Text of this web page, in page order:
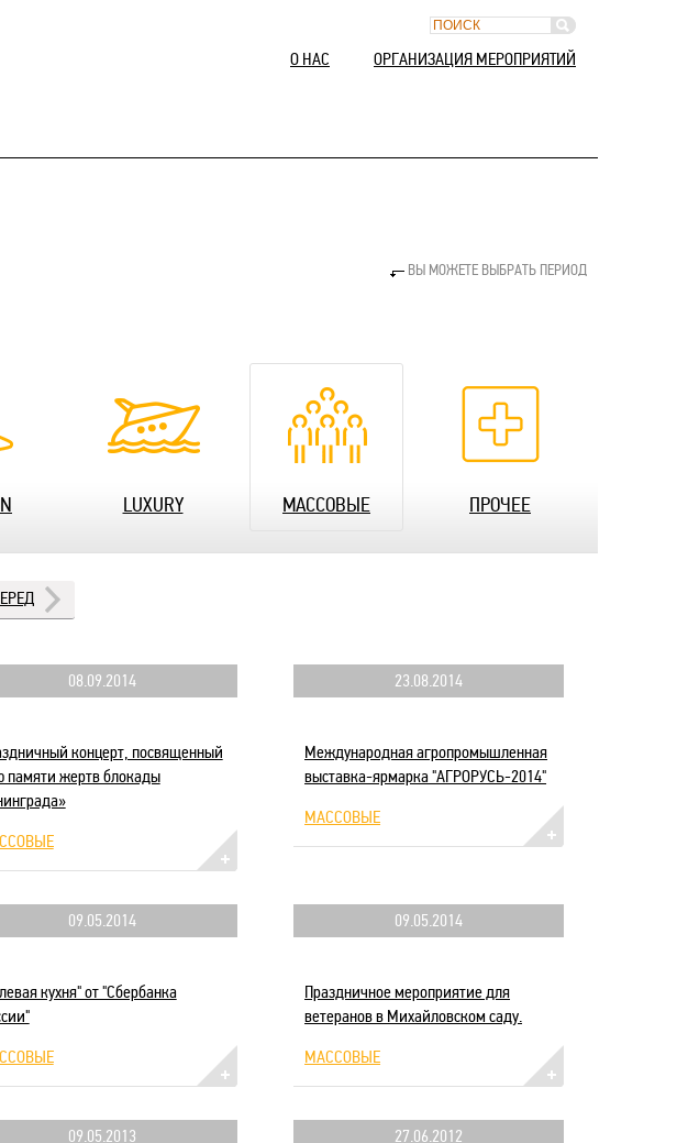
ОРГАНИЗАЦИЯ МЕРОПРИЯТИЙ
О НАС
ВЫ МОЖЕТЕ ВЫБРАТЬ ПЕРИОД
LUXURY МАССОВЫЕ ПРОЧЕЕ
08.09.2014
концерт, посвященный
памяти жертв блокады
23.08.2014
Международная агропромышленная
выставка-ярмарка "АГРОРУСЬ-2014"
МАССОВЫЕ
09.05.2014
кухня" от "Сбербанка
09.05.2014
Праздничное мероприятие для
ветеранов в Михайловском саду.
МАССОВЫЕ
09.05.2013 27.06.2012